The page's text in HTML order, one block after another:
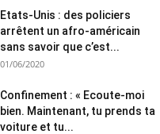
Etats-Unis : des policiers
arrêtent un afro-américain
sans savoir que c’est...
01/06/2020
Confinement : « Ecoute-moi
bien. Maintenant, tu prends ta
voiture et tu...